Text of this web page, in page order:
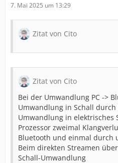
7. Mai 2025 um 13:29
Zitat von Cito
Zitat von Cito
Bei der Umwandlung PC ->
Umwandlung in Schall
Umwandlung in elektrisches
Prozessor zweimal
Bluetooth und einmal durch
Beim direkten Streamen
Schall-Umwandlung